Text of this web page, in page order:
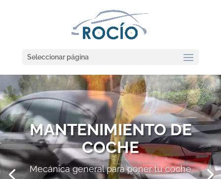
Seleccionar página
Reproductor
de
vídeo
MANTENIMIENTO DE
COCHE
Mecánica general para poner tu coche